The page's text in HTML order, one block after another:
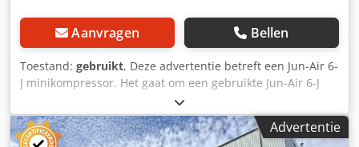
Aanvragen Bellen
Toestand: gebruikt, Deze advertentie betreft een Jun-Air 6-
J minikompressor. Het gaat om een gebruikte Jun-Air 6-J
minikompressor die stille, olievrije perslucht levert voor
laboratoriuminstrumenten en analytische apparatuur.
Crjdpfxoxzg Sas Am Eef
Advertentie